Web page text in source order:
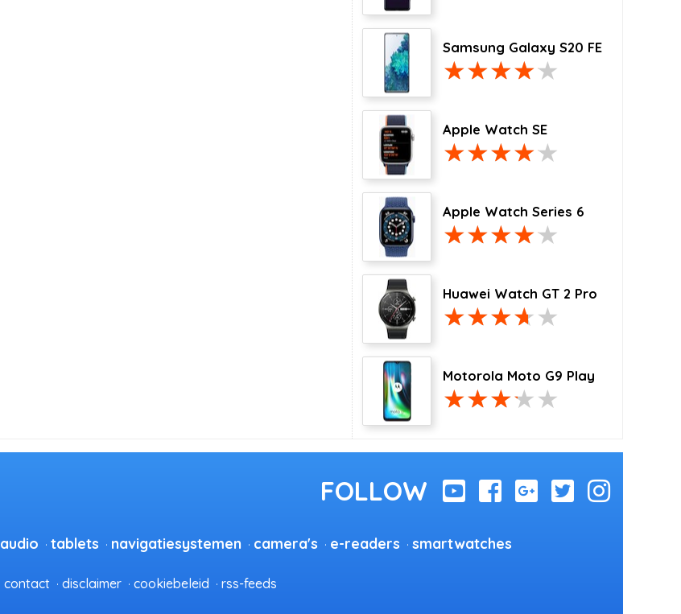
Samsung Galaxy S20 FE
Apple Watch SE
Apple Watch Series 6
Huawei Watch GT 2 Pro
Motorola Moto G9 Play
audio tablets navigatiesystemen camera's e-readers smartwatches
contact disclaimer cookiebeleid rss-feeds